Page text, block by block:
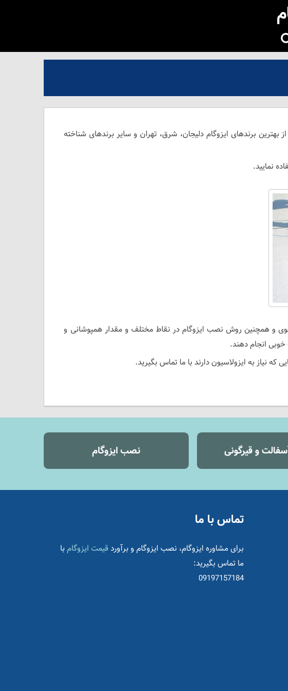
بهترین برندهای ایزوگام دلیجان، شرق، تهران و سایر برندهای شناخته
جوی و همچنین روش نصب ایزوگام در نقاط مختلف و مقدار همپوشانی و
خوبی انجام دهند.
به ایزولاسیون دارند با ما تماس بگیرید.
و قیرگونی نصب ایزوگام
تماس با ما
برای مشاوره ایزوگام، نصب ایزوگام و برآورد قیمت ایزوگام با
ما تماس بگیرید:
09197157184